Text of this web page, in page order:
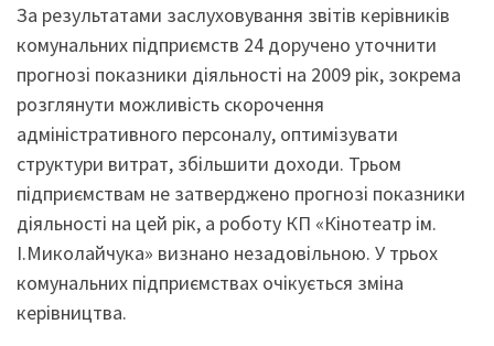
За результатами заслуховування звітів керівників
комунальних підприємств 24 доручено уточнити
прогнозі показники діяльності на 2009 рік, зокрема
розглянути можливість скорочення
адміністративного персоналу, оптимізувати
структури витрат, збільшити доходи. Трьом
підприємствам не затверджено прогнозі показники
діяльності на цей рік, а роботу КП «Кінотеатр ім.
І.Миколайчука» визнано незадовільною. У трьох
комунальних підприємствах очікується зміна
керівництва.